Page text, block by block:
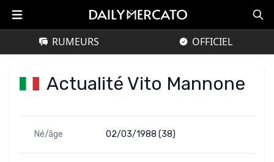
RUMEURS OFFICIEL
Actualité Vito Mannone
Né/âge 02/03/1988 (38)